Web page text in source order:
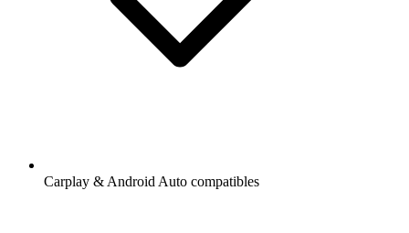
Carplay & Android Auto compatibles